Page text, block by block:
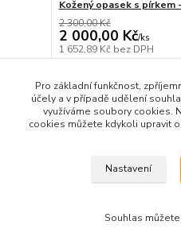
Kožený opasek s pírkem
2 300,00 Kč
2 000,00 Kč/ks
1 652,89 Kč bez DPH
Pro základní funkčnost,
účely a v případě udělení
využíváme soubory cookies.
cookies můžete kdykoli upravit
Nastavení
Souhlas